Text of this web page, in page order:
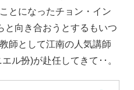
とになったチョン・イン
と向き合おうとするもいつ
師として江南の人気講師
ル扮)が赴任してきて･･。